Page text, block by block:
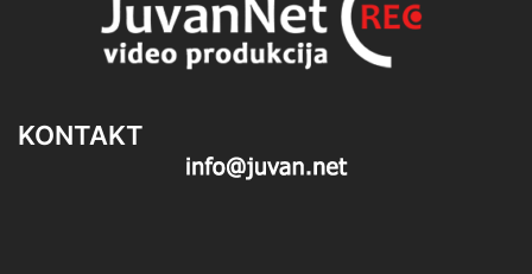
KONTAKT